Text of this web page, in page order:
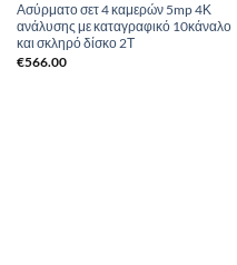
Add to
Wishlist
Ασύρματο σετ 4 καμερών 5mp 4Κ
ανάλυσης με καταγραφικό 10κάναλο
και σκληρό δίσκο 2Τ
€566.00